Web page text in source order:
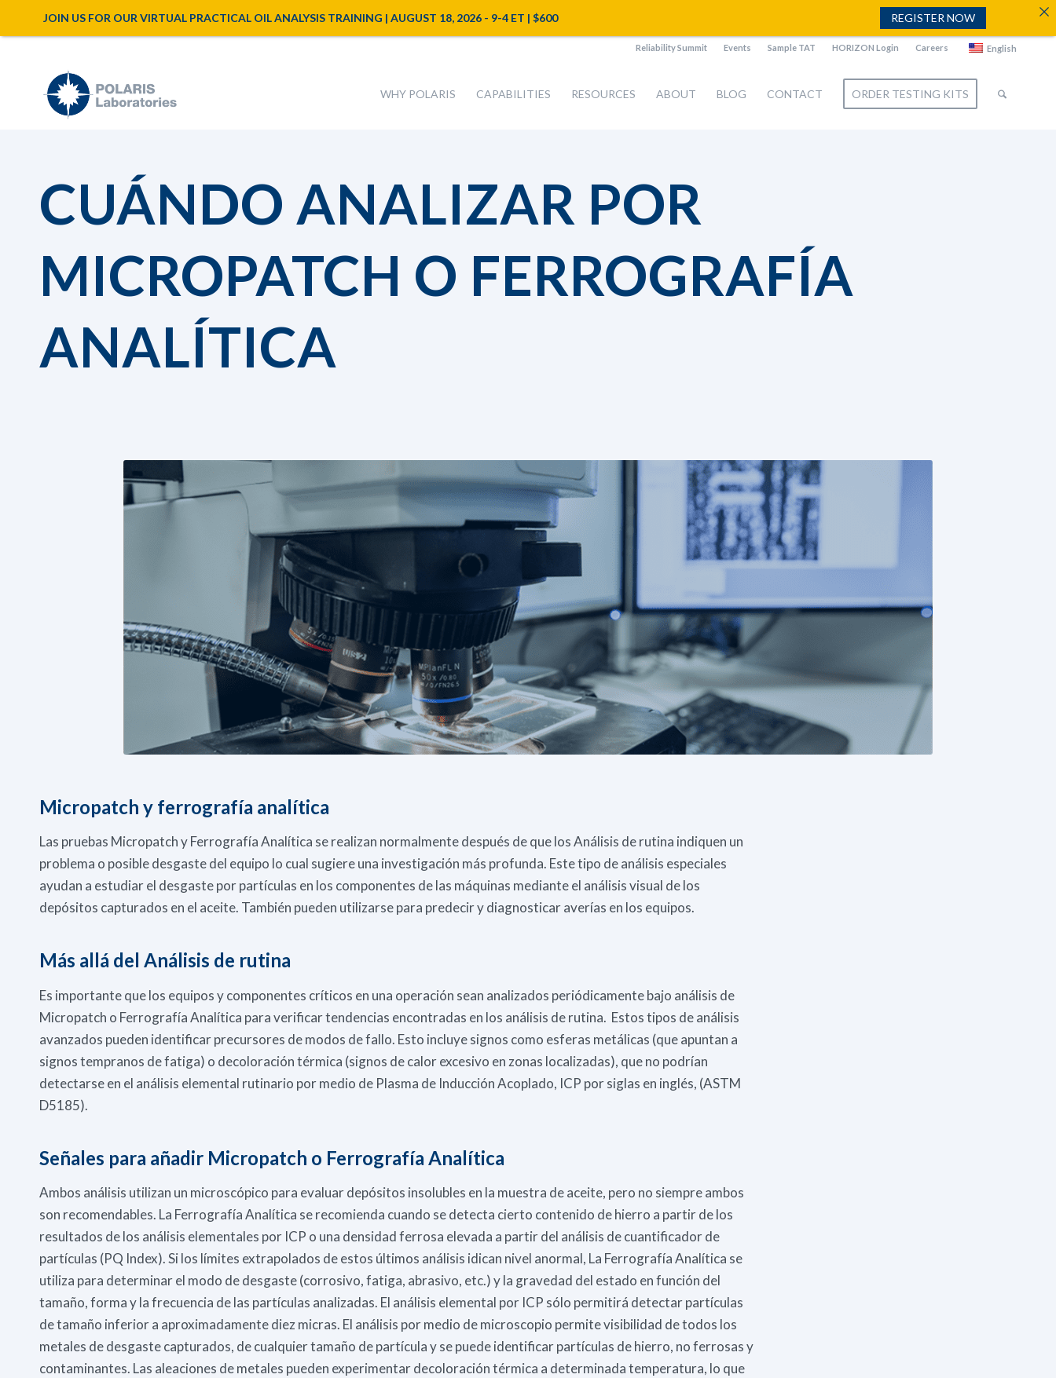
Reliability Summit Events Sample TAT HORIZON Login Careers English
WHY POLARIS CAPABILITIES RESOURCES ABOUT BLOG CONTACT ORDER TESTING KITS
CUÁNDO ANALIZAR POR
MICROPATCH O FERROGRAFÍA
ANALÍTICA
Micropatch y ferrografía analítica
Las pruebas Micropatch y Ferrografía Analítica se realizan normalmente después de que los Análisis de rutina indiquen un
problema o posible desgaste del equipo lo cual sugiere una investigación más profunda. Este tipo de análisis especiales
ayudan a estudiar el desgaste por partículas en los componentes de las máquinas mediante el análisis visual de los
depósitos capturados en el aceite. También pueden utilizarse para predecir y diagnosticar averías en los equipos.
Más allá del Análisis de rutina
Es importante que los equipos y componentes críticos en una operación sean analizados periódicamente bajo análisis de
Micropatch o Ferrografía Analítica para verificar tendencias encontradas en los análisis de rutina. Estos tipos de análisis
avanzados pueden identificar precursores de modos de fallo. Esto incluye signos como esferas metálicas (que apuntan a
signos tempranos de fatiga) o decoloración térmica (signos de calor excesivo en zonas localizadas), que no podrían
detectarse en el análisis elemental rutinario por medio de Plasma de Inducción Acoplado, ICP por siglas en inglés, (ASTM
D5185).
Señales para añadir Micropatch o Ferrografía Analítica
Ambos análisis utilizan un microscópico para evaluar depósitos insolubles en la muestra de aceite, pero no siempre ambos
son recomendables. La Ferrografía Analítica se recomienda cuando se detecta cierto contenido de hierro a partir de los
resultados de los análisis elementales por ICP o una densidad ferrosa elevada a partir del análisis de cuantificador de
partículas (PQ Index). Si los límites extrapolados de estos últimos análisis idican nivel anormal, La Ferrografía Analítica se
utiliza para determinar el modo de desgaste (corrosivo, fatiga, abrasivo, etc.) y la gravedad del estado en función del
tamaño, forma y la frecuencia de las partículas analizadas. El análisis elemental por ICP sólo permitirá detectar partículas
de tamaño inferior a aproximadamente diez micras. El análisis por medio de microscopio permite visibilidad de todos los
metales de desgaste capturados, de cualquier tamaño de partícula y se puede identificar partículas de hierro, no ferrosas y
contaminantes. Las aleaciones de metales pueden experimentar decoloración térmica a determinada temperatura, lo que
JOIN US FOR OUR VIRTUAL PRACTICAL OIL ANALYSIS TRAINING | AUGUST 18, 2026 - 9-4 ET | $600 REGISTER NOW